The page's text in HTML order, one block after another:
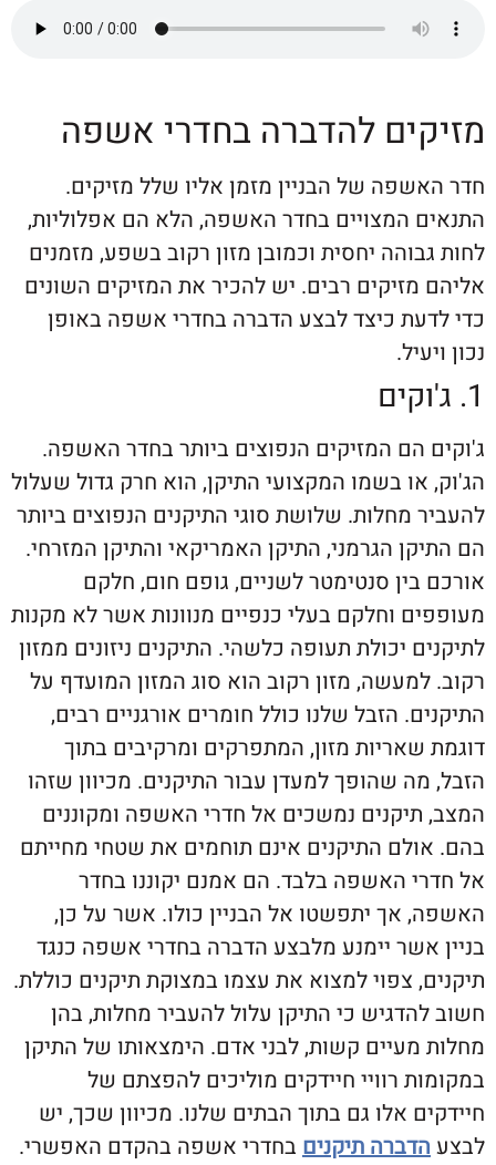
להדברה בחדרי אשפה
של הבניין מזמן אליו שלל מזיקים.
המצויים בחדר האשפה, הלא הם אפלוליות,
יחסית וכמובן מזון רקוב בשפע, מזמנים
רבים. יש להכיר את המזיקים השונים
כיצד לבצע הדברה בחדרי אשפה באופן
המזיקים הנפוצים ביותר בחדר האשפה.
בשמו המקצועי התיקן, הוא חרק גדול שעלול
מחלות. שלושת סוגי התיקנים הנפוצים ביותר
הגרמני, התיקן האמריקאי והתיקן המזרחי.
סנטימטר לשניים, גופם חום, חלקם
וחלקם בעלי כנפיים מנוונות אשר לא מקנות
יכולת תעופה כלשהי. התיקנים ניזונים ממזון
מזון רקוב הוא סוג המזון המועדף על
הזבל שלנו כולל חומרים אורגניים רבים,
מזון, המתפרקים ומרקיבים בתוך
שהופך למעדן עבור התיקנים. מכיוון שזהו
נמשכים אל חדרי האשפה ומקוננים
התיקנים אינם תוחמים את שטחי מחייתם
האשפה בלבד. הם אמנם יקוננו בחדר
אך יתפשטו אל הבניין כולו. אשר על כן,
יימנע מלבצע הדברה בחדרי אשפה כנגד
צפוי למצוא את עצמו במצוקת תיקנים כוללת.
כי התיקן עלול להעביר מחלות, בהן
קשות, לבני אדם. הימצאותו של התיקן
רוויי חיידקים מוליכים להפצתם של
אלו גם בתוך הבתים שלנו. מכיוון שכך, יש
תיקניםבחדרי אשפה בהקדם האפשרי.